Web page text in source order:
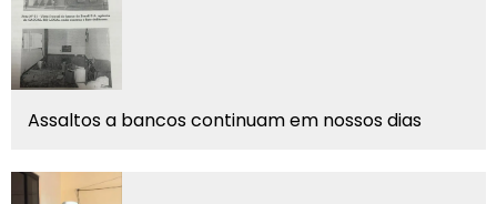
Assaltos a bancos continuam em nossos dias